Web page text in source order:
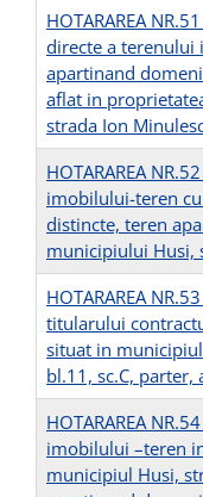
HOTARAREA
directe a terenului
apartinand
aflat in
strada Ion
HOTARAREA
imobilului-teren
distincte, teren
municipiului Husi,
HOTARAREA
titularului
situat in
bl.11, sc.C, parter,
HOTARAREA
imobilului –teren
municipiul Husi,